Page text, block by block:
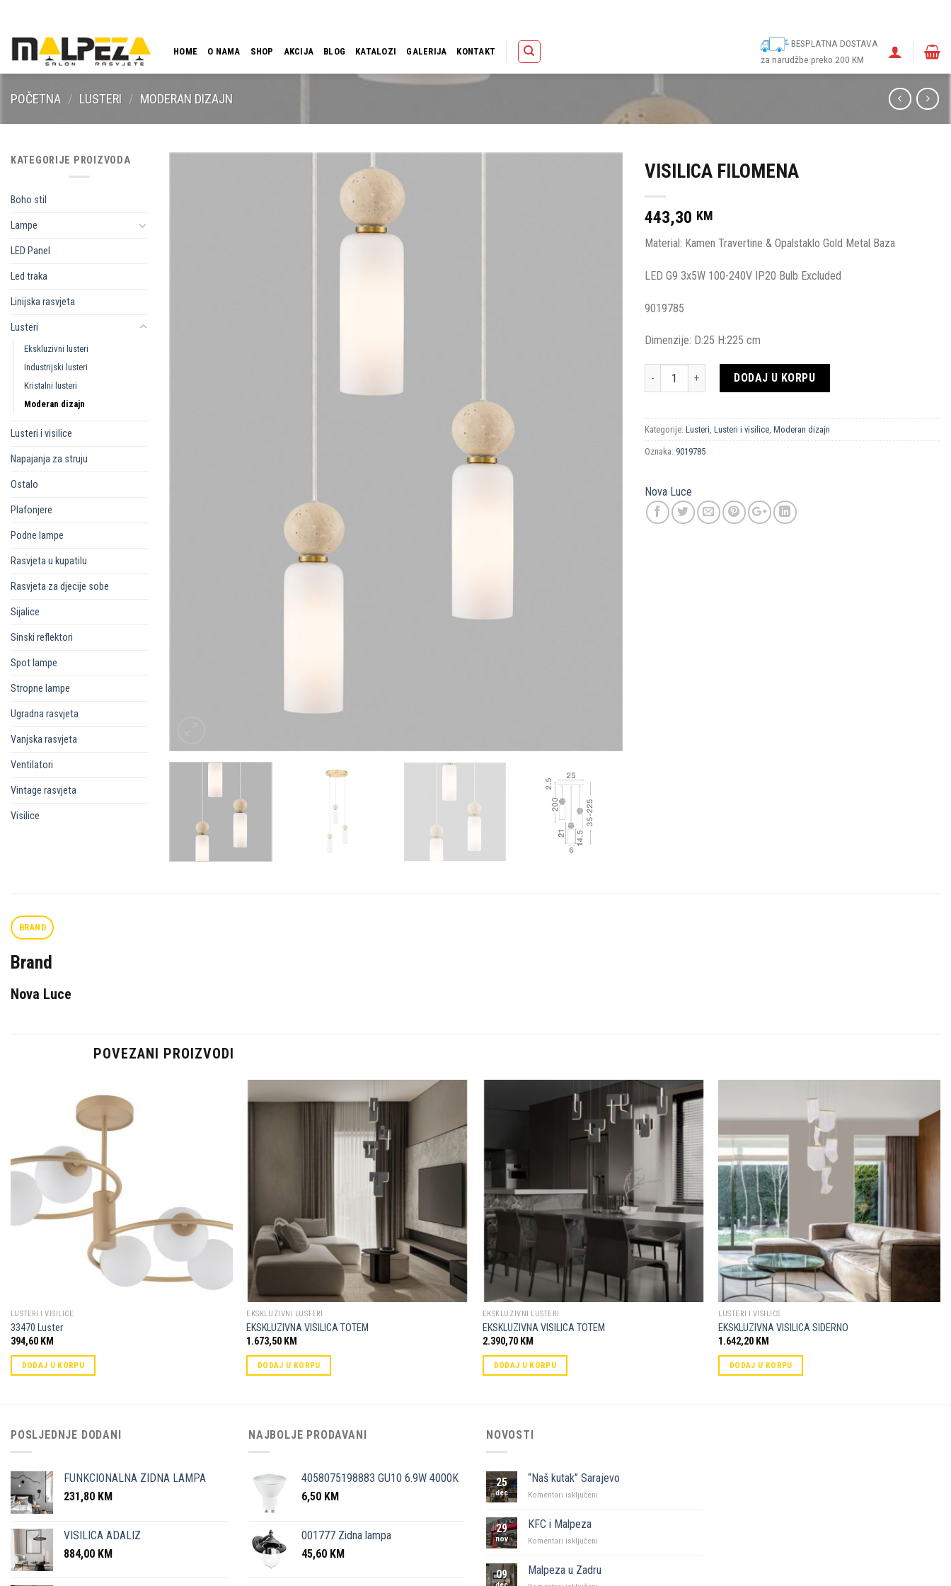
content
HOME O NAMA SHOP AKCIJA BLOG KATALOZI GALERIJA KONTAKT
BESPLATNA DOSTAVA
za narudžbe preko 200 KM
POČETNA / LUSTERI / MODERAN DIZAJN
KATEGORIJE PROIZVODA
Boho stil
Lampe
LED Panel
Led traka
Linijska rasvjeta
Lusteri
Ekskluzivni lusteri
Industrijski lusteri
Kristalni lusteri
Moderan dizajn
Lusteri i visilice
Napajanja za struju
Ostalo
Plafonjere
Podne lampe
Rasvjeta u kupatilu
Rasvjeta za djecije sobe
Sijalice
Sinski reflektori
Spot lampe
Stropne lampe
Ugradna rasvjeta
Vanjska rasvjeta
Ventilatori
Vintage rasvjeta
Visilice
VISILICA FILOMENA
443,30 KM
Material: Kamen Travertine & Opalstaklo Gold Metal Baza
LED G9 3x5W 100-240V IP20 Bulb Excluded
9019785
Dimenzije: D:25 H:225 cm
Količina DODAJ U KORPU
Kategorije: Lusteri, Lusteri i visilice, Moderan dizajn
Oznaka: 9019785
Nova Luce
BRAND
Brand
Nova Luce
POVEZANI PROIZVODI
LUSTERI I VISILICE
33470 Luster
394,60 KM
DODAJ U KORPU
EKSKLUZIVNI LUSTERI
EKSKLUZIVNA VISILICA TOTEM
1.673,50 KM
DODAJ U KORPU
Dodaj u
omiljene
EKSKLUZIVNI LUSTERI
EKSKLUZIVNA VISILICA TOTEM
2.390,70 KM
DODAJ U KORPU
LUSTERI I VISILICE
EKSKLUZIVNA VISILICA SIDERNO
1.642,20 KM
DODAJ U KORPU
POSLJEDNJE DODANI
FUNKCIONALNA ZIDNA LAMPA
231,80 KM
VISILICA ADALIZ
884,00 KM
NAJBOLJE PRODAVANI
4058075198883 GU10 6.9W 4000K
6,50 KM
001777 Zidna lampa
45,60 KM
NOVOSTI
25
dec
“Naš kutak” Sarajevo
Komentari isključeni
29
nov
KFC i Malpeza
Komentari isključeni
Malpeza
09 Malpeza u Zadru